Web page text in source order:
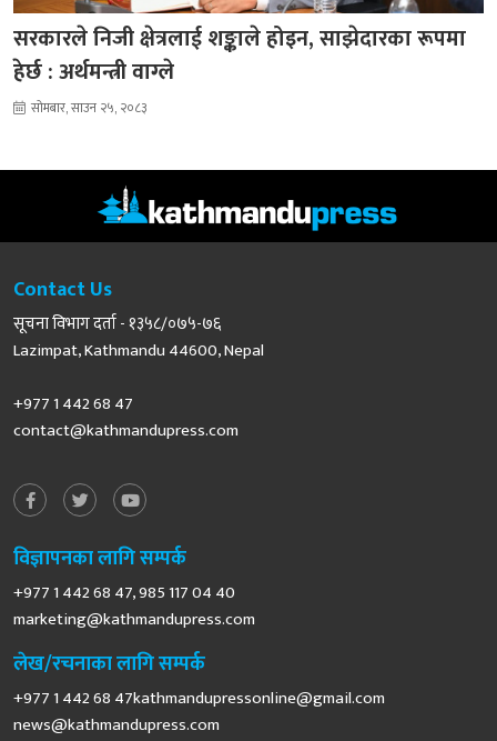
सरकारले निजी क्षेत्रलाई शङ्काले होइन, साझेदारका रूपमा
हेर्छ : अर्थमन्त्री वाग्ले
सोमबार, साउन २५, २०८३
Contact Us
सूचना विभाग दर्ता - १३५८/०७५-७६
Lazimpat, Kathmandu 44600, Nepal
+977 1 442 68 47
contact@kathmandupress.com
विज्ञापनका लागि सम्पर्क
+977 1 442 68 47, 985 117 04 40
marketing@kathmandupress.com
लेख/रचनाका लागि सम्पर्क
+977 1 442 68 47kathmandupressonline@gmail.com
news@kathmandupress.com